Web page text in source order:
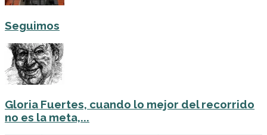
Seguimos
Gloria Fuertes, cuando lo mejor del recorrido
no es la meta,...